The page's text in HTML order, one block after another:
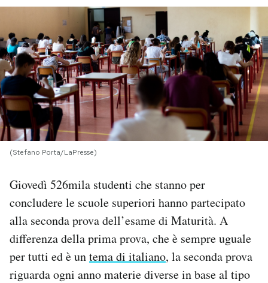
Scienza
Cultura
Economia
Sport
Media
Europa
Altrecose
Mondiali calcio 2026
PODCAST
NEWSLETTER
I MIEI PREFERITI
CALENDARIO
(Stefano Porta/LaPresse)
Giovedì 526mila studenti che stanno per
concludere le scuole superiori hanno partecipato
alla seconda prova dell’esame di Maturità. A
differenza della prima prova, che è sempre uguale
per tutti ed è untema di italiano, la seconda prova
riguarda ogni anno materie diverse in base al tipo